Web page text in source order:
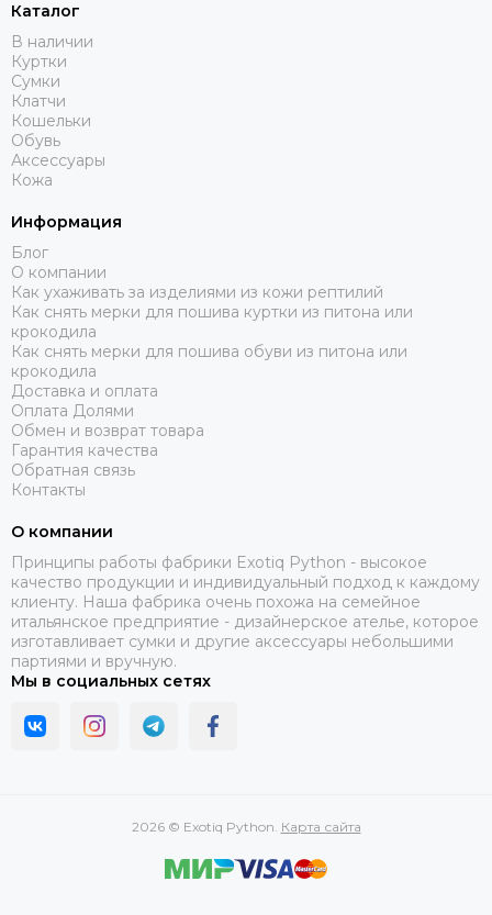
Каталог
В наличии
Куртки
Сумки
Клатчи
Кошельки
Обувь
Аксессуары
Кожа
Информация
Блог
О компании
Как ухаживать за изделиями из кожи рептилий
Как снять мерки для пошива куртки из питона или
крокодила
Как снять мерки для пошива обуви из питона или
крокодила
Доставка и оплата
Оплата Долями
Обмен и возврат товара
Гарантия качества
Обратная связь
Контакты
О компании
Принципы работы фабрики Exotiq Python - высокое
качество продукции и индивидуальный подход к каждому
клиенту. Наша фабрика очень похожа на семейное
итальянское предприятие - дизайнерское ателье, которое
изготавливает сумки и другие аксессуары небольшими
партиями и вручную.
Мы в социальных сетях
2026 © Exotiq Python. Карта сайта